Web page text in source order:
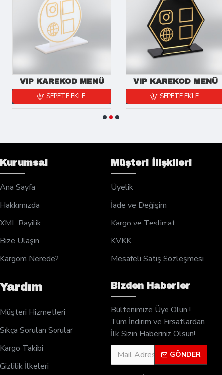
VIP KAREKOD MENÜ
SEPETE EKLE
VIP KAREKOD MENÜ
SEPETE EKLE
Kurumsal
Ana Sayfa
Hakkımızda
XML Bayilik
Bize Ulaşın
Kargom Nerede?
Müşteri İlişkileri
Üyelik
İade ve Değişim
Kargo ve Teslimat
KVKK
Mesafeli Satış Sözleşmesi
Yardım
Müşteri Hizmetleri
Sıkça Sorulan Sorular
Kargo Takibi
Gizlilik İlkeleri
Bizden Haberler
Bültenimize Üye Olun !
Tüm İndirim ve Fırsatlardan
İlk Sizin Haberiniz Olsun!
GÖNDER